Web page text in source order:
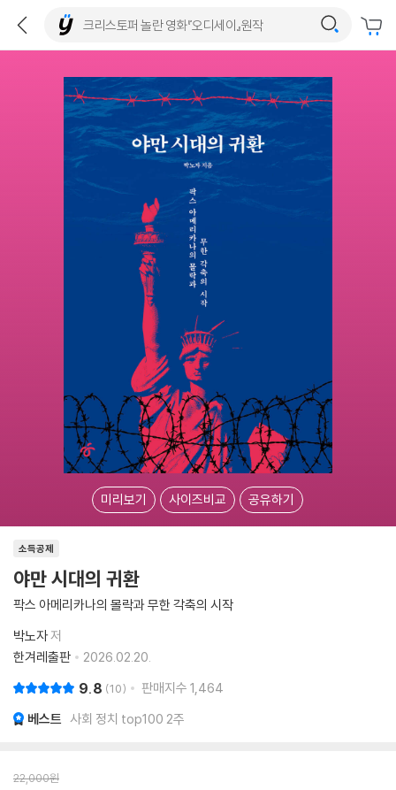
미리보기 사이즈비교 공유하기
소득공제
야만 시대의 귀환
팍스 아메리카나의 몰락과 무한 각축의 시작
박노자저
한겨레출판
2026.02.20.
9.8 10 판매지수 1,464
베스트 사회 정치 top100 2주
22,000원